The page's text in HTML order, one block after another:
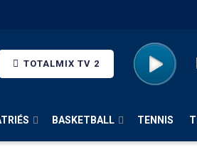
TOTALMIX TV 2
BASKETBALL TENNIS